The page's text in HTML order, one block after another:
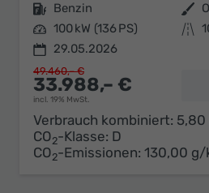
Kraftstoff Benzin Außenfarbe
Leistung 100 kW (136 PS) Kilometerstand
29.05.2026
33.988,– €
incl. 19% MwSt.
49.460,– €
Verbrauch kombiniert: 5,80
CO2-Klasse: D
CO2-Emissionen: 130,00 g/